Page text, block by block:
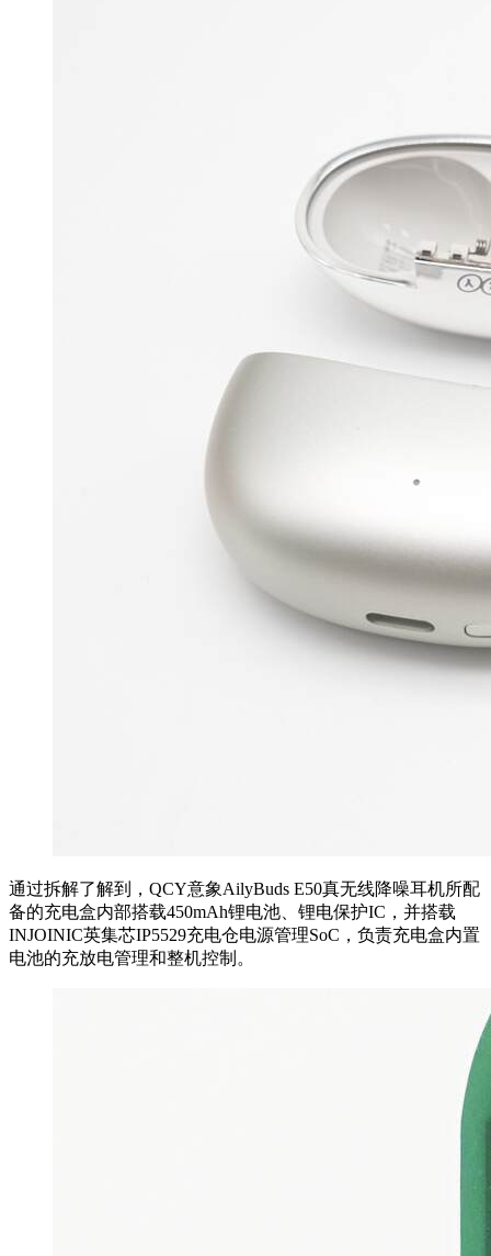
通过拆解了解到，QCY意象AilyBuds E50真无线降噪耳机所配
备的充电盒内部搭载450mAh锂电池、锂电保护IC，并搭载
INJOINIC英集芯IP5529充电仓电源管理SoC，负责充电盒内置
电池的充放电管理和整机控制。